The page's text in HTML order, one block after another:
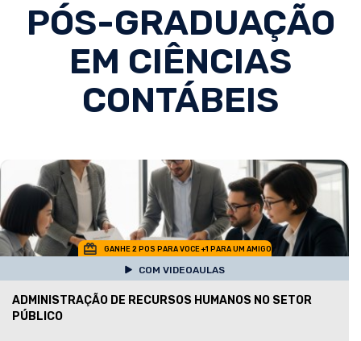
PÓS-GRADUAÇÃO
EM CIÊNCIAS
CONTÁBEIS
GANHE 2 POS PARA VOCE +1 PARA UM AMIGO
COM VIDEOAULAS
ADMINISTRAÇÃO DE RECURSOS HUMANOS NO SETOR
PÚBLICO